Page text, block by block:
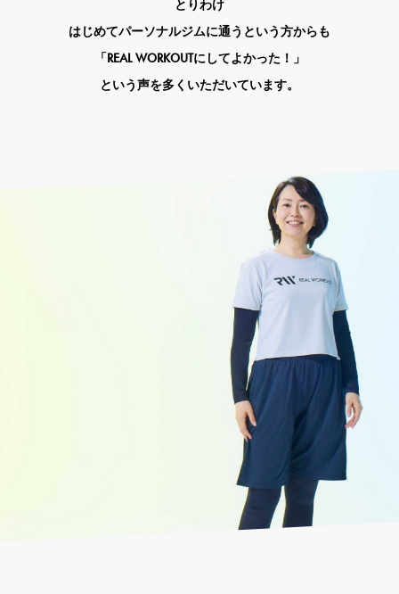
とりわけ
はじめてパーソナルジムに通うという方からも
「REAL WORKOUTにしてよかった！」
という声を多くいただいています。